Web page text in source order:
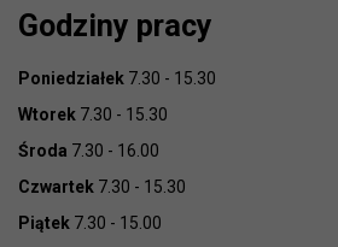
Godziny pracy
Poniedziałek 7.30 - 15.30
Wtorek 7.30 - 15.30
Środa 7.30 - 16.00
Czwartek 7.30 - 15.30
Piątek 7.30 - 15.00